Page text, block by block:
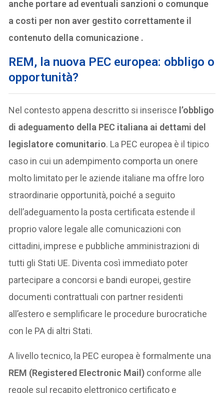
anche portare ad eventuali sanzioni o comunque
a costi per non aver gestito correttamente il
contenuto della comunicazione .
REM, la nuova PEC europea: obbligo o
opportunità?
Nel contesto appena descritto si inserisce l’obbligo
di adeguamento della PEC italiana ai dettami del
legislatore comunitario. La PEC europea è il tipico
caso in cui un adempimento comporta un onere
molto limitato per le aziende italiane ma offre loro
straordinarie opportunità, poiché a seguito
dell’adeguamento la posta certificata estende il
proprio valore legale alle comunicazioni con
cittadini, imprese e pubbliche amministrazioni di
tutti gli Stati UE. Diventa così immediato poter
partecipare a concorsi e bandi europei, gestire
documenti contrattuali con partner residenti
all’estero e semplificare le procedure burocratiche
con le PA di altri Stati.
A livello tecnico, la PEC europea è formalmente una
REM (Registered Electronic Mail) conforme alle
regole sul recapito elettronico certificato e